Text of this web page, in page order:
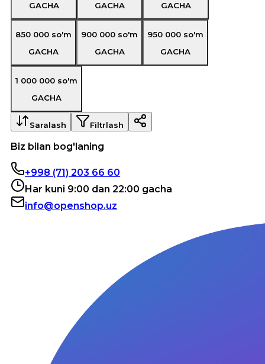
GACHA
GACHA
GACHA
850 000 so'm
GACHA
900 000 so'm
GACHA
950 000 so'm
GACHA
1 000 000 so'm
GACHA
Saralash Filtrlash
Biz bilan bog'laning
+998 (71) 203 66 60
Har kuni 9:00 dan 22:00 gacha
info@openshop.uz